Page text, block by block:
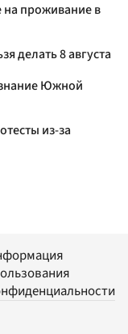
на проживание в
делать 8 августа
Южной
из-за